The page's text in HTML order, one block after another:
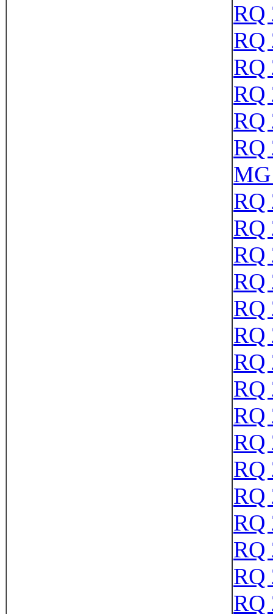
RQ
RQ
RQ
RQ
RQ
RQ
RQ
RQ
RQ
RQ
RQ
RQ
RQ
RQ
RQ
RQ
RQ
RQ
RQ
RQ
RQ
RQ